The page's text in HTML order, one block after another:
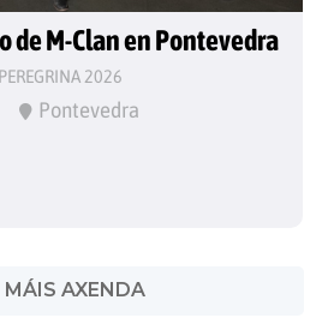
de M-Clan en Pontevedra
2026
Pontevedra
MÁIS AXENDA